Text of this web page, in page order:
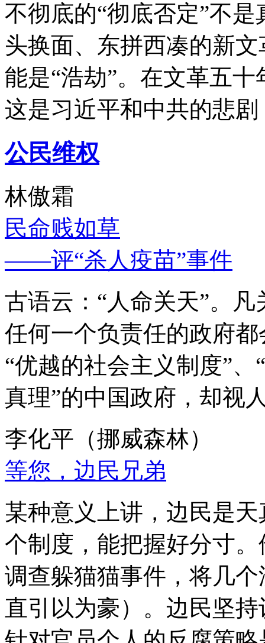
不彻底的“彻底否定”不
头换面、东拼西凑的新
能是“浩劫”。在文革五
这是习近平和中共的悲
公民维权
林傲霜
民命贱如草
——评“杀人疫苗”事件
古语云：“人命关天”。
任何一个负责任的政府
“优越的社会主义制度”
真理”的中国政府，却视
李化平（挪威森林）
等您，边民兄弟
某种意义上讲，边民是
个制度，能把握好分寸
调查躲猫猫事件，将几
直引以为豪）。边民坚